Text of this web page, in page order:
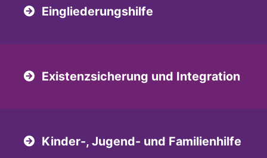
Eingliederungshilfe
Existenzsicherung und Integration
Kinder-, Jugend- und Familienhilfe